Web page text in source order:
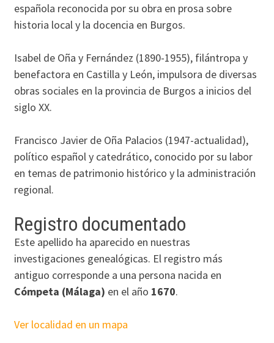
española reconocida por su obra en prosa sobre
historia local y la docencia en Burgos.
Isabel de Oña y Fernández (1890-1955), filántropa y
benefactora en Castilla y León, impulsora de diversas
obras sociales en la provincia de Burgos a inicios del
siglo XX.
Francisco Javier de Oña Palacios (1947-actualidad),
político español y catedrático, conocido por su labor
en temas de patrimonio histórico y la administración
regional.
Registro documentado
Este apellido ha aparecido en nuestras
investigaciones genealógicas. El registro más
antiguo corresponde a una persona nacida en
Cómpeta (Málaga) en el año 1670.
Ver localidad en un mapa